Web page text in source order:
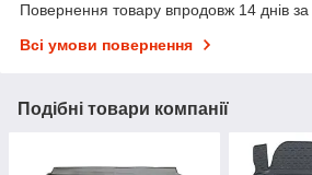
Повернення товару впродовж 14 днів
Всі умови повернення
Подібні товари компанії